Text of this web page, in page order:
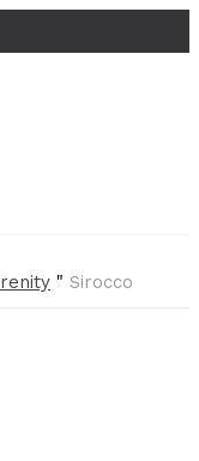
" Sirocco